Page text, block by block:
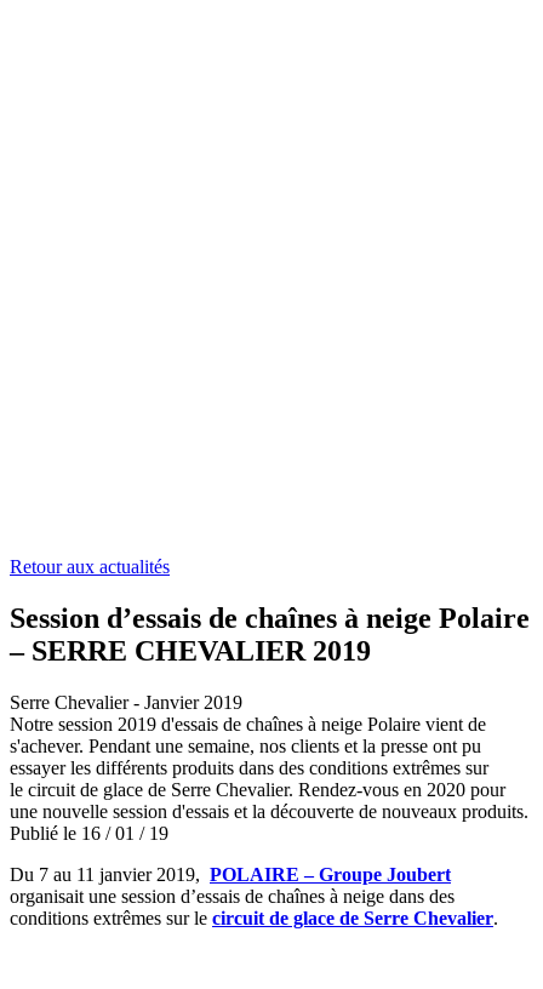
Retour aux actualités
Session d’essais de chaînes à neige Polaire
– SERRE CHEVALIER 2019
Serre Chevalier - Janvier 2019
Notre session 2019 d'essais de chaînes à neige Polaire vient de
s'achever. Pendant une semaine, nos clients et la presse ont pu
essayer les différents produits dans des conditions extrêmes sur
le circuit de glace de Serre Chevalier. Rendez-vous en 2020 pour
une nouvelle session d'essais et la découverte de nouveaux produits.
Publié le 16 /01 / 19
Du 7 au 11 janvier 2019, POLAIRE – Groupe Joubert
organisait une session d’essais de chaînes à neige dans des
conditions extrêmes sur le circuit de glace de Serre Chevalier.